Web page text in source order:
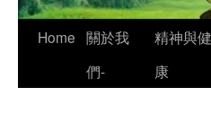
Skip
Home 關於我
們-
精神與健
康